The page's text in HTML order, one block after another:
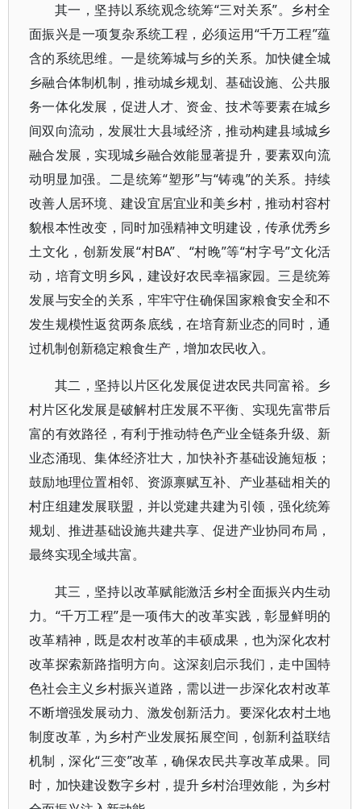
其一，坚持以系统观念统筹“三对关系”。乡村全
面振兴是一项复杂系统工程，必须运用“千万工程”蕴
含的系统思维。一是统筹城与乡的关系。加快健全城
乡融合体制机制，推动城乡规划、基础设施、公共服
务一体化发展，促进人才、资金、技术等要素在城乡
间双向流动，发展壮大县域经济，推动构建县域城乡
融合发展，实现城乡融合效能显著提升，要素双向流
动明显加强。二是统筹“塑形”与“铸魂”的关系。持续
改善人居环境、建设宜居宜业和美乡村，推动村容村
貌根本性改变，同时加强精神文明建设，传承优秀乡
土文化，创新发展“村BA”、“村晚”等“村字号”文化活
动，培育文明乡风，建设好农民幸福家园。三是统筹
发展与安全的关系，牢牢守住确保国家粮食安全和不
发生规模性返贫两条底线，在培育新业态的同时，通
过机制创新稳定粮食生产，增加农民收入。
其二，坚持以片区化发展促进农民共同富裕。乡
村片区化发展是破解村庄发展不平衡、实现先富带后
富的有效路径，有利于推动特色产业全链条升级、新
业态涌现、集体经济壮大，加快补齐基础设施短板；
鼓励地理位置相邻、资源禀赋互补、产业基础相关的
村庄组建发展联盟，并以党建共建为引领，强化统筹
规划、推进基础设施共建共享、促进产业协同布局，
最终实现全域共富。
其三，坚持以改革赋能激活乡村全面振兴内生动
力。“千万工程”是一项伟大的改革实践，彰显鲜明的
改革精神，既是农村改革的丰硕成果，也为深化农村
改革探索新路指明方向。这深刻启示我们，走中国特
色社会主义乡村振兴道路，需以进一步深化农村改革
不断增强发展动力、激发创新活力。要深化农村土地
制度改革，为乡村产业发展拓展空间，创新利益联结
机制，深化“三变”改革，确保农民共享改革成果。同
时，加快建设数字乡村，提升乡村治理效能，为乡村